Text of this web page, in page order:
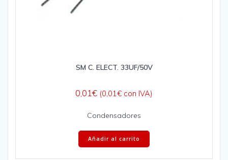
SM C. ELECT. 33UF/50V
0,01€ (0,01 € con IVA)
Condensadores
Añadir al carrito